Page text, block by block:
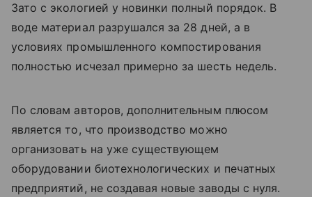
Зато с экологией у новинки полный порядок. В
воде материал разрушался за 28 дней, а в
условиях промышленного компостирования
полностью исчезал примерно за шесть недель.
По словам авторов, дополнительным плюсом
является то, что производство можно
организовать на уже существующем
оборудовании биотехнологических и печатных
предприятий, не создавая новые заводы с нуля.